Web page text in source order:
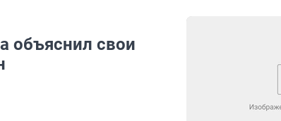
объяснил свои